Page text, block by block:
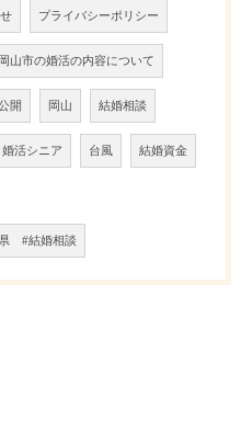
プライバシーポリシー
岡山市の婚活の内容について
開 岡山 結婚相談
婚活シニア 台風 結婚資金
#結婚相談